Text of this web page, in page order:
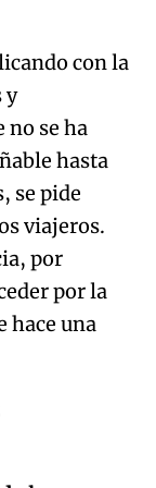
con la
y
no se ha
hasta
se pide
viajeros.
por
por la
hace una